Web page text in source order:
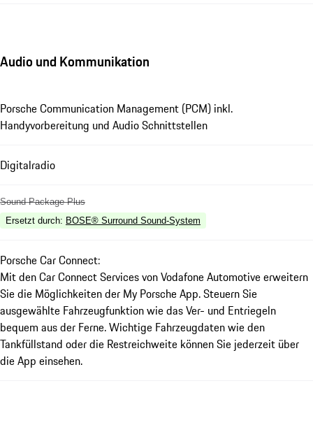
Audio und Kommunikation
Porsche Communication Management (PCM) inkl.
Handyvorbereitung und Audio Schnittstellen
Digitalradio
Sound Package Plus
Ersetzt durch: BOSE® Surround Sound-System
Porsche Car Connect:
Mit den Car Connect Services von Vodafone Automotive erweitern
Sie die Möglichkeiten der My Porsche App. Steuern Sie
ausgewählte Fahrzeugfunktion wie das Ver- und Entriegeln
bequem aus der Ferne. Wichtige Fahrzeugdaten wie den
Tankfüllstand oder die Restreichweite können Sie jederzeit über
die App einsehen.